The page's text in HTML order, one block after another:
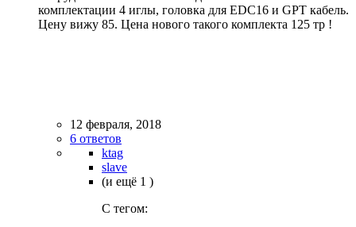
комплектации 4 иглы, головка для EDC16 и GPT кабель.
Цену вижу 85. Цена нового такого комплекта 125 тр !
12 февраля, 2018
6 ответов
ktag
slave
(и ещё 1 )
C тегом: